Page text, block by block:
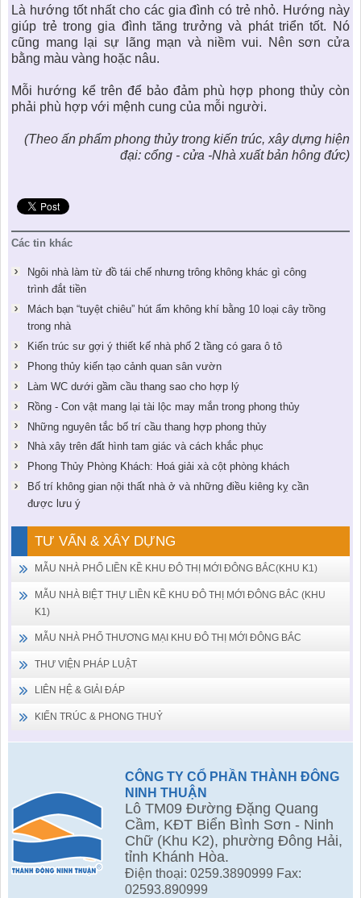
Là hướng tốt nhất cho các gia đình có trẻ nhỏ. Hướng này
giúp trẻ trong gia đình tăng trưởng và phát triển tốt. Nó
cũng mang lại sự lãng mạn và niềm vui. Nên sơn cửa
bằng màu vàng hoặc nâu.
Mỗi hướng kể trên để bảo đảm phù hợp phong thủycòn
phải phù hợp với mệnh cung của mỗi người.
(Theo ấn phẩm phong thủy trong kiến trúc, xây dựng hiện
đại: cổng - cửa -Nhà xuất bản hông đức)
Các tin khác
Ngôi nhà làm từ đồ tái chế nhưng trông không khác gì công
trình đắt tiền
Mách bạn “tuyệt chiêu” hút ẩm không khí bằng 10 loại cây trồng
trong nhà
Kiến trúc sư gợi ý thiết kế nhà phố 2 tầng có gara ô tô
Phong thủy kiến tạo cảnh quan sân vườn
Làm WC dưới gầm cầu thang sao cho hợp lý
Rồng - Con vật mang lại tài lộc may mắn trong phong thủy
Những nguyên tắc bố trí cầu thang hợp phong thủy
Nhà xây trên đất hình tam giác và cách khắc phục
Phong Thủy Phòng Khách: Hoá giải xà cột phòng khách
Bố trí không gian nội thất nhà ở và những điều kiêng kỵ cần
được lưu ý
TƯ VẤN & XÂY DỰNG
MẪU NHÀ PHỐ LIỀN KỀ KHU ĐÔ THỊ MỚI ĐÔNG BẮC(KHU K1)
MẪU NHÀ BIỆT THỰ LIỀN KỀ KHU ĐÔ THỊ MỚI ĐÔNG BẮC (KHU
K1)
MẪU NHÀ PHỐ THƯƠNG MẠI KHU ĐÔ THỊ MỚI ĐÔNG BẮC
THƯ VIỆN PHÁP LUẬT
LIÊN HỆ & GIẢI ĐÁP
KIẾN TRÚC & PHONG THUỶ
CÔNG TY CỔ PHẦN THÀNH ĐÔNG
NINH THUẬN
Lô TM09 Đường Đặng Quang
Cầm, KĐT Biển Bình Sơn - Ninh
Chữ (Khu K2), phường Đông Hải,
tỉnh Khánh Hòa.
Điện thoại: 0259.3890999 Fax:
02593.890999